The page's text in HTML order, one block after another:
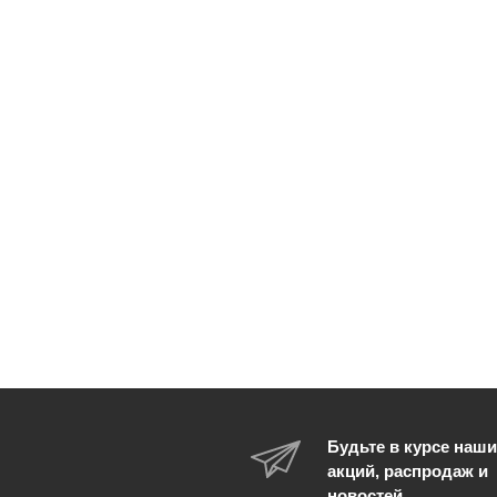
Будьте в курсе
акций, распродаж и